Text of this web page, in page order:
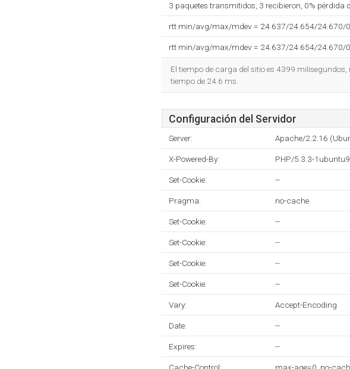
3 paquetes transmitidos, 3 recibieron, 0% pérdida
rtt min/avg/max/mdev = 24.637/24.654/24.670/
rtt min/avg/max/mdev = 24.637/24.654/24.670/
El tiempo de carga del sitio es 4399
tiempo de 24.6 ms.
Configuración del Servidor
Server: Apache/2.2.16
X-Powered-By: PHP/5.3.3-
Set-Cookie: --
Pragma: no-cache
Set-Cookie: --
Set-Cookie: --
Set-Cookie: --
Set-Cookie: --
Vary: Accept-Encoding
Date: --
Expires: --